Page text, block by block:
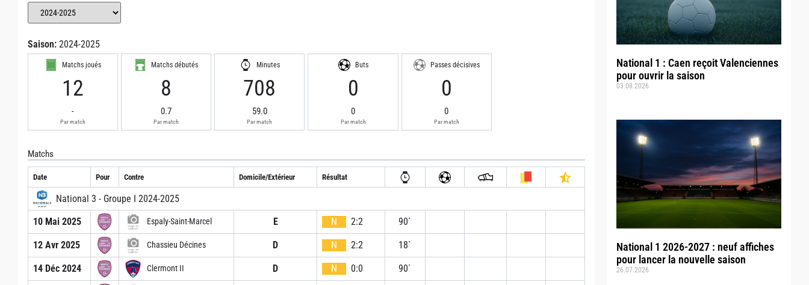
National 1 : Caen reçoit Valenciennes
pour ouvrir la saison
03.08.2026
National 1 2026-2027 : neuf affiches
pour lancer la nouvelle saison
26.07.2026
Saison: 2024-2025
Matchs joués
12
-
Par match
Matchs débutés
8
0.7
Par match
Minutes
708
59.0
Par match
Buts
0
0
Par match
Passes décisives
0
0
Par match
Matchs
Date Pour Contre Domicile/Extérieur Résultat
National 3 - Groupe I 2024-2025
10 Mai 2025
Espaly-Saint-Marcel E N 2:2 90`
12 Avr 2025 Chassieu Décines D N 2:2 18`
14 Déc 2024 Clermont II D N 0:0 90`